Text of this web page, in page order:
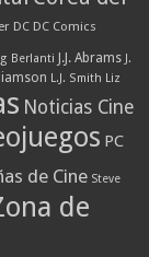
DC DC Comics
Berlanti J.J. Abrams J.
L.J. Smith Liz
Noticias Cine
PC
de Cine Steve
de